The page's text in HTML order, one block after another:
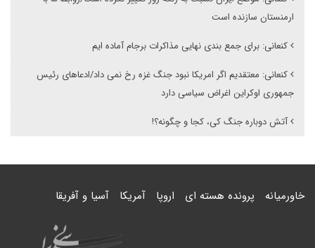
ارمنستان سازنده است
کنعانی: برای جمع بندی نهایی مذاکرات برجام آماده ایم
کنعانی: معتقدیم اگر امریکا نبود جنگ غزه رخ نمی داد/ادعاهای رئیس
جمهوری اوکراین اغراض سیاسی دارد
آتش دوباره جنگ کی، کجا و چگونه؟!
خاورمیانه پرونده هسته ای اروپا آمریکا آسیا و آفریقا